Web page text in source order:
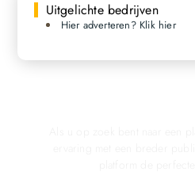
Uitgelichte bedrijven
Hier adverteren? Klik hier